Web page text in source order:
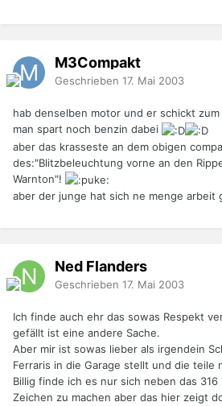
M3Compakt
Geschrieben 17. Mai 2003
hab denselben motor und er schickt
man spart noch benzin dabei
aber das krasseste an dem obigen
des:"Blitzbeleuchtung vorne an den
Warnton"!
aber der junge hat sich ne menge arbeit
Ned Flanders
Geschrieben 17. Mai 2003
Ich finde auch ehr das sowas Respekt
gefällt ist eine andere Sache.
Aber mir ist sowas lieber als irgendein
Ferraris in die Garage stellt und die teile
Billig finde ich es nur sich neben das
Zeichen zu machen aber das hier zeigt